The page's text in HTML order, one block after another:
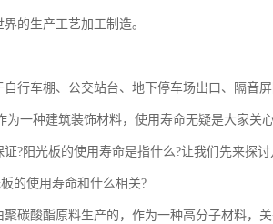
的生产工艺加工制造。
自行车棚、公交站台、地下停车场出口、隔音
为一种建筑装饰材料，使用寿命无疑是大家
?阳光板的使用寿命是指什么?让我们先来探讨
的使用寿命和什么相关?
聚碳酸酯原料生产的，作为一种高分子材料，